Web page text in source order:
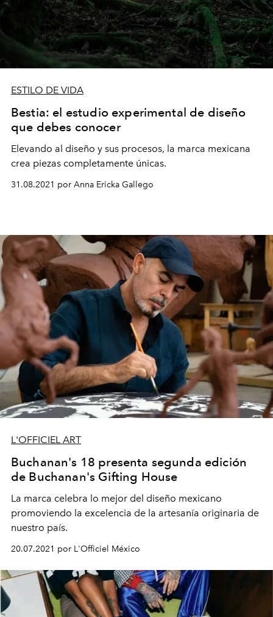
ESTILO DE VIDA
Bestia: el estudio experimental de diseño
que debes conocer
Elevando al diseño y sus procesos, la marca mexicana
crea piezas completamente únicas.
31.08.2021 por Anna Ericka Gallego
L'OFFICIEL ART
Buchanan's 18 presenta segunda edición
de Buchanan's Gifting House
La marca celebra lo mejor del diseño mexicano
promoviendo la excelencia de la artesanía originaria de
nuestro país.
20.07.2021 por L'Officiel México